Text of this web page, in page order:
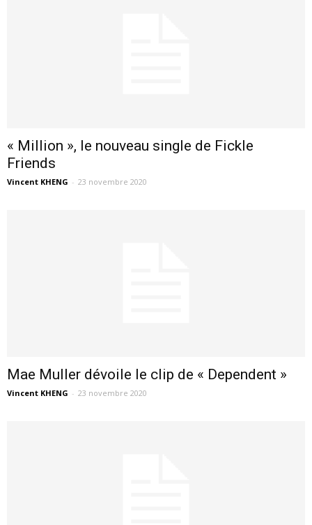
« Million », le nouveau single de Fickle
Friends
Vincent KHENG - 23 novembre 2020
Mae Muller dévoile le clip de « Dependent »
Vincent KHENG - 23 novembre 2020